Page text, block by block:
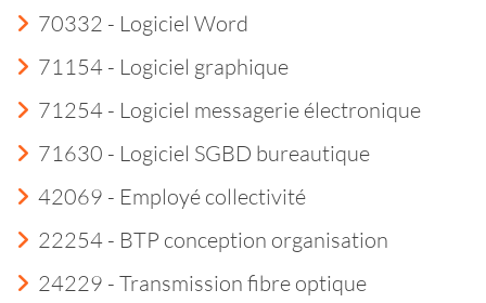
70332 - Logiciel Word
71154 - Logiciel graphique
71254 - Logiciel messagerie électronique
71630 - Logiciel SGBD bureautique
42069 - Employé collectivité
22254 - BTP conception organisation
24229 - Transmission fibre optique